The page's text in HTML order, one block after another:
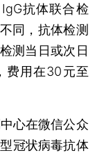
抗体联合检
同，抗体检测
测当日或次日
费用在30元至
心在微信公众
冠状病毒抗体